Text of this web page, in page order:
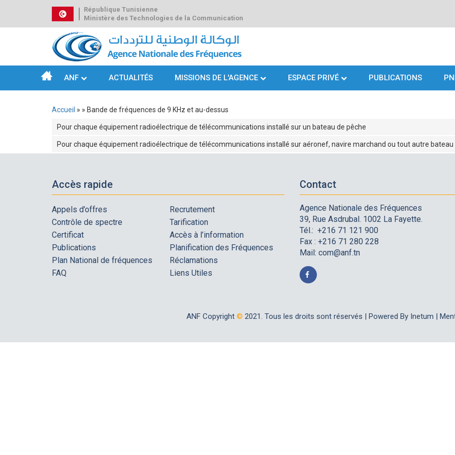
République Tunisienne
Ministère des Technologies de la Communication
NavigationANF ACTUALITÉS MISSIONS DE L'AGENCE ESPACE PRIVÉ PUBLICATIONS
Fil
d'Ariane
Accueil Bande de fréquences de 9 KHz et au-dessus
Pour chaque équipement radioélectrique de télécommunications installé sur un bateau de pêche
Pour chaque équipement radioélectrique de télécommunications installé sur aéronef, navire marchand ou tout autre bateau
Accès rapide
Appels d’offres
Recrutement
Contrôle de spectre
Tarification
Certificat
Accès à l’information
Publications
Planification des Fréquences
Plan National de fréquences
Réclamations
FAQ
Liens Utiles
Contact
Agence Nationale des Fréquences
39, Rue Asdrubal. 1002 La Fayette.
Tél.: +216 71 121 900
Fax : +216 71 280 228
Mail: com@anf.tn
ANF Copyright © 2021. Tous les droits sont réservés | Powered By Inetum |